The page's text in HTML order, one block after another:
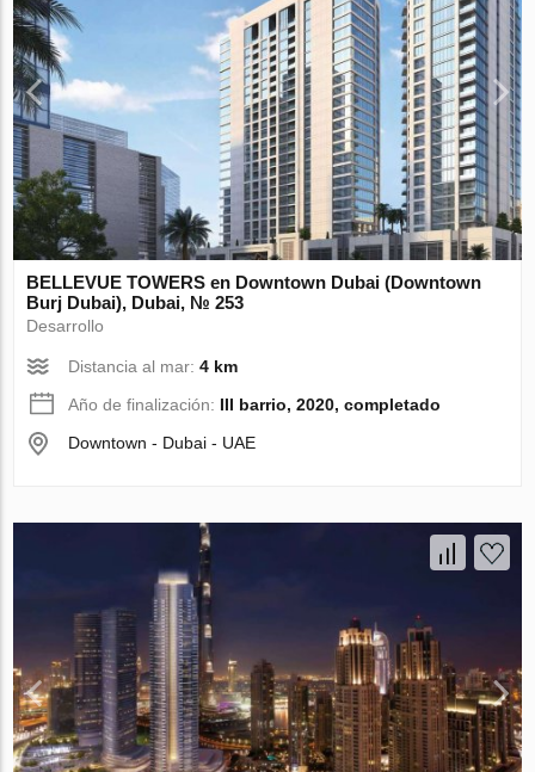
BELLEVUE TOWERS en Downtown Dubai (Downtown
Burj Dubai), Dubai, № 253
Desarrollo
Distancia al mar:4 km
Año de finalización: III barrio, 2020, completado
Downtown - Dubai - UAE